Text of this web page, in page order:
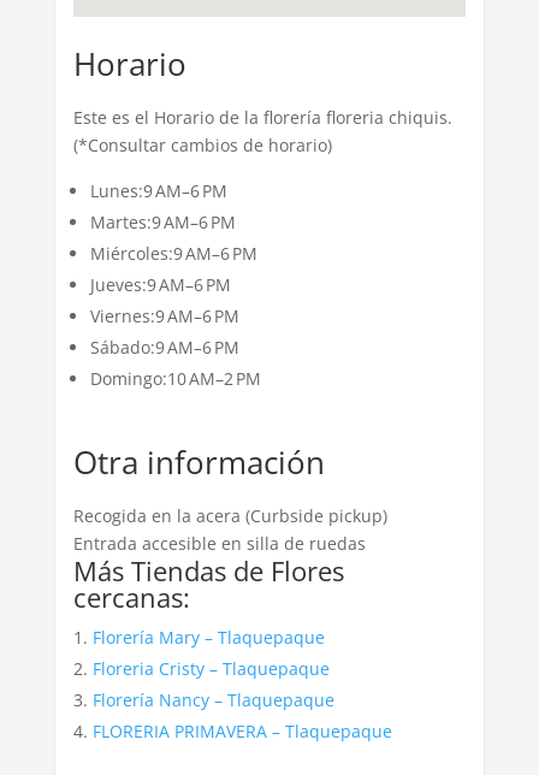
Horario
Este es el Horario de la florería floreria chiquis.
(*Consultar cambios de horario)
Lunes:9 AM–6 PM
Martes:9 AM–6 PM
Miércoles:9 AM–6 PM
Jueves:9 AM–6 PM
Viernes:9 AM–6 PM
Sábado:9 AM–6 PM
Domingo:10 AM–2 PM
Otra información
Recogida en la acera (Curbside pickup)
Entrada accesible en silla de ruedas
Más Tiendas de Flores
cercanas:
Florería Mary – Tlaquepaque
Floreria Cristy – Tlaquepaque
Florería Nancy – Tlaquepaque
FLORERIA PRIMAVERA – Tlaquepaque